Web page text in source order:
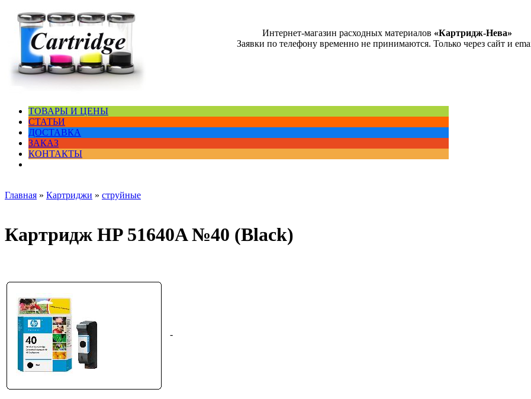
Интернет-магазин расходных материалов «Картридж-Нева»
Заявки по телефону временно не принимаются. Только через сайт и
ТОВАРЫ И ЦЕНЫ
СТАТЬИ
ДОСТАВКА
ЗАКАЗ
КОНТАКТЫ
Главная » Картриджи » струйные
Картридж HP 51640A №40 (Black)
-